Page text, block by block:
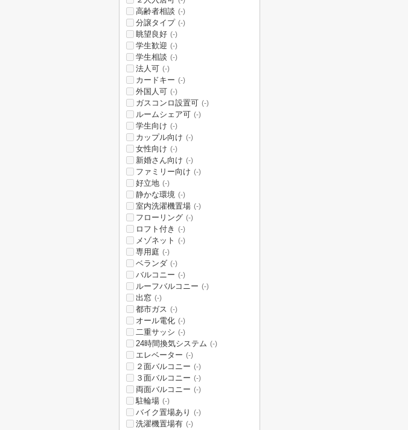
高齢者相談 (-)
分譲タイプ (-)
眺望良好 (-)
学生歓迎 (-)
学生相談 (-)
法人可 (-)
カードキー (-)
外国人可 (-)
ガスコンロ設置可 (-)
ルームシェア可 (-)
学生向け (-)
カップル向け (-)
女性向け (-)
新婚さん向け (-)
ファミリー向け (-)
好立地 (-)
静かな環境 (-)
室内洗濯機置場 (-)
フローリング (-)
ロフト付き (-)
メゾネット (-)
専用庭 (-)
ベランダ (-)
バルコニー (-)
ルーフバルコニー (-)
出窓 (-)
都市ガス (-)
オール電化 (-)
二重サッシ (-)
24時間換気システム (-)
エレベーター (-)
２面バルコニー (-)
３面バルコニー (-)
両面バルコニー (-)
駐輪場 (-)
バイク置場あり (-)
洗濯機置場有 (-)